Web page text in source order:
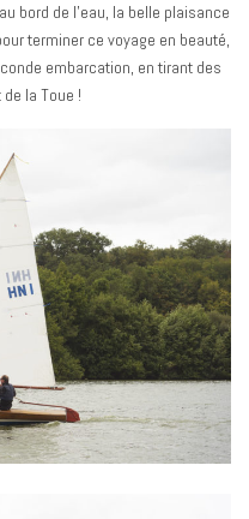
bord de l’eau, la belle plaisance
terminer ce voyage en beauté,
embarcation, en tirant des
la Toue !